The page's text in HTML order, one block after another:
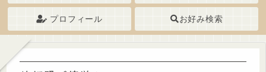
プロフィール お好み検索